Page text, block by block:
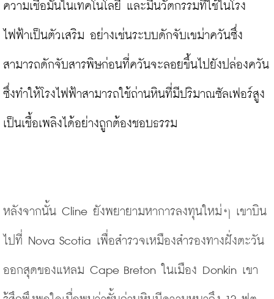
ความเชื่อมั่นในเทคโนโลยี และมีนวัตกรรมที่ใช้ในโรง
ไฟฟ้าเป็นตัวเสริม อย่างเช่นระบบดักจับเขม่าควันซึ่ง
สามารถดักจับสารพิษก่อนที่ควันจะลอยขึ้นไปยังปล่องควัน
ซึ่งทำให้โรงไฟฟ้าสามารถใช้ถ่านหินที่มีปริมาณซัลเฟอร์สูง
เป็นเชื้อเพลิงได้อย่างถูกต้องชอบธรรม
หลังจากนั้น Cline ยังพยายามหาการลงทุนใหม่ๆ เขาบิน
ไปที่ Nova Scotia เพื่อสำรวจเหมืองสำรองทางฝั่งตะวัน
ออกสุดของแหลม Cape Breton ในเมือง Donkin เขา